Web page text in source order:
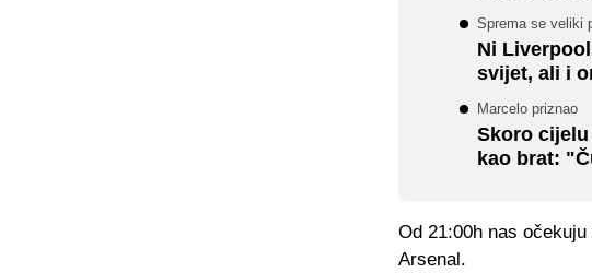
Sprema se veliki
Ni
svijet, ali i
Marcelo priznao
Skoro
kao brat:
Od 21:00h nas
Arsenal.